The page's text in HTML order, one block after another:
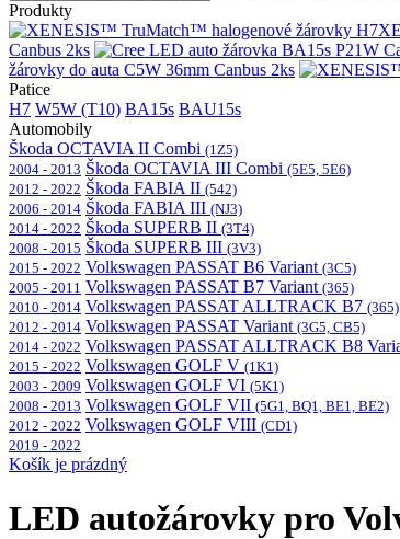
Produkty
Canbus 2ks
žárovky do auta C5W 36mm Canbus 2ks
Patice
H7 W5W (T10) BA15s BAU15s
Automobily
Škoda OCTAVIA II Combi (1Z5)
2004 - 2013 Škoda OCTAVIA III Combi (5E5, 5E6)
2012 - 2022 Škoda FABIA II (542)
2006 - 2014 Škoda FABIA III (NJ3)
2014 - 2022 Škoda SUPERB II (3T4)
2008 - 2015 Škoda SUPERB III (3V3)
2015 - 2022 Volkswagen PASSAT B6 Variant (3C5)
2005 - 2011 Volkswagen PASSAT B7 Variant (365)
2010 - 2014 Volkswagen PASSAT ALLTRACK B7 (365)
2012 - 2014 Volkswagen PASSAT Variant (3G5, CB5)
2014 - 2022 Volkswagen PASSAT ALLTRACK B8
2015 - 2022 Volkswagen GOLF V (1K1)
2003 - 2009 Volkswagen GOLF VI (5K1)
2008 - 2013 Volkswagen GOLF VII (5G1, BQ1, BE1, BE2)
2012 - 2022 Volkswagen GOLF VIII (CD1)
2019 - 2022
Košík je prázdný
LED autožárovky pro